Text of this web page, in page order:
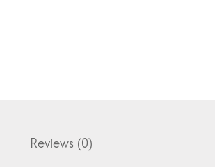
Reviews (0)